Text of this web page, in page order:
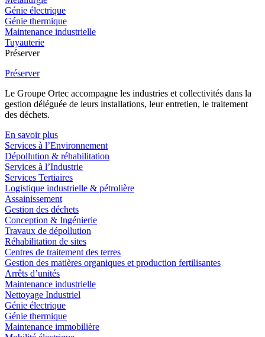
Génie électrique
Génie thermique
Maintenance industrielle
Tuyauterie
Préserver
Préserver
Le Groupe Ortec accompagne les industries et collectivités dans la
gestion déléguée de leurs installations, leur entretien, le traitement
des déchets.
En savoir plus
Services à l’Environnement
Dépollution & réhabilitation
Services à l’Industrie
Services Tertiaires
Logistique industrielle & pétrolière
Assainissement
Gestion des déchets
Conception & Ingénierie
Travaux de dépollution
Réhabilitation de sites
Centres de traitement des terres
Gestion des matières organiques et production fertilisantes
Arrêts d’unités
Maintenance industrielle
Nettoyage Industriel
Génie électrique
Génie thermique
Maintenance immobilière